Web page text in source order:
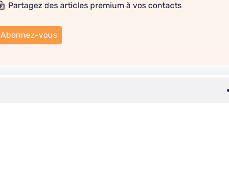
Partagez des articles premium à vos contacts
Abonnez-vous